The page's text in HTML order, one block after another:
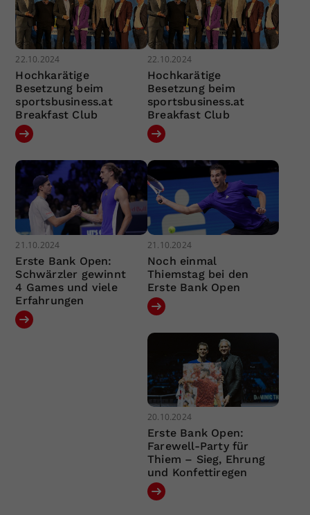
22.10.2024
Hochkarätige
Besetzung beim
sportsbusiness.at
Breakfast Club
22.10.2024
Hochkarätige
Besetzung beim
sportsbusiness.at
Breakfast Club
21.10.2024
Erste Bank Open:
Schwärzler gewinnt
4 Games und viele
Erfahrungen
21.10.2024
Noch einmal
Thiemstag bei den
Erste Bank Open
20.10.2024
Erste Bank Open:
Farewell-Party für
Thiem – Sieg, Ehrung
und Konfettiregen